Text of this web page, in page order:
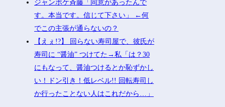
ジャンポケ斉藤「同意があったんで
す。本当です。信じて下さい」 ←何
でこの主張が通らないの？
【えぇ!?】 回らない寿司屋で、彼氏が
寿司に “醤油” つけてた→私「は？30
にもなって、醤油つけるとか恥ずかし
い！ドン引き！低レベル!! 回転寿司し
か行ったことない人はこれだから…」